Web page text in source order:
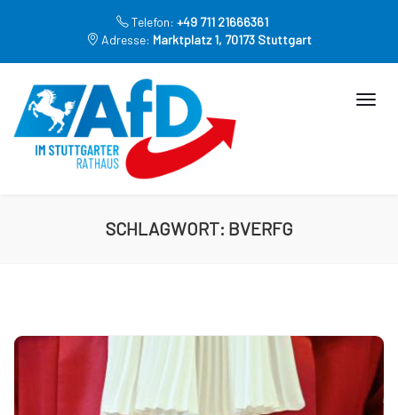
Telefon: +49 711 21666361
Adresse: Marktplatz 1, 70173 Stuttgart
SCHLAGWORT: BVERFG